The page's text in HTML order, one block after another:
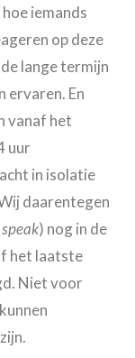
iemands
op deze
lange termijn
ervaren. En
vanaf het
uur
in isolatie
daarentegen
) nog in de
het laatste
Niet voor